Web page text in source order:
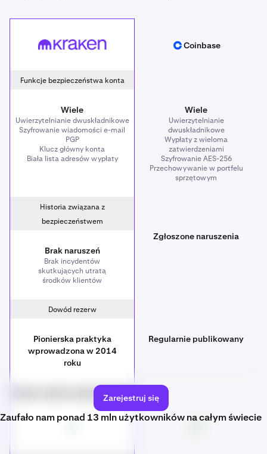
Kraken Coinbase
Coinbase
Funkcje bezpieczeństwa konta
Wiele
Uwierzytelnianie dwuskładnikowe
Szyfrowanie wiadomości e-mail
PGP
Klucz główny konta
Biała lista adresów wypłaty
Wiele
Uwierzytelnianie
dwuskładnikowe
Wypłaty z wieloma
zatwierdzeniami
Szyfrowanie AES-256
Przechowywanie w portfelu
sprzętowym
Historia związana z
bezpieczeństwem
Brak naruszeń
Brak incydentów
skutkujących utratą
środków klientów
Zgłoszone naruszenia
Dowód rezerw
Pionierska praktyka
wprowadzona w 2014
roku
Regularnie publikowany
Program nagród za zgłoszenie błęduZarejestruj się
Zaufało nam ponad 13 mln użytkowników na całym świecie